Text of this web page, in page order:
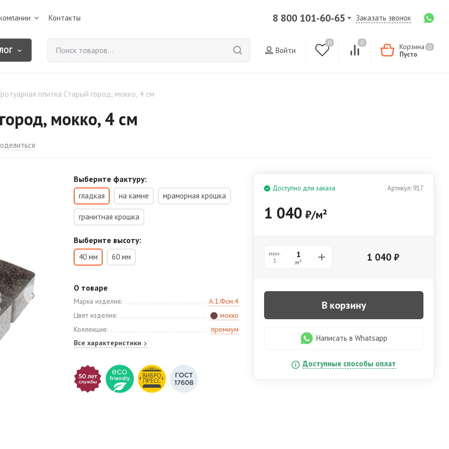
Контакты 8 800 101-60-65 Заказать звонок
Войти
0 0 Корзина 0
Пусто
плитка Старый город, мокко, 4 см
мокко, 4 см
›
Выберите фактуру:
гладкая на камне мраморная крошка
гранитная крошка
Выберите высоту:
40 мм 60 мм
О товаре
Марка изделия:
А.1.Фсм.4
Цвет изделия:
мокко
Коллекция:
премиум
Все характеристики
Артикул: 917
Доступно для заказа
1 040 ₽/м²
мин.
1
м² 1 040 ₽
В корзину
Написать в Whatsapp
Доступные способы оплат